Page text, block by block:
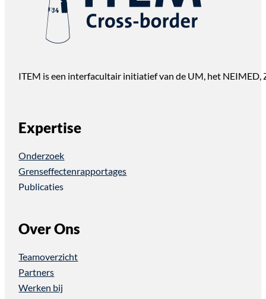
ITEM is een interfacultair initiatief van de UM, het NEIMED,
Expertise
Onderzoek
Grenseffectenrapportages
Publicaties
Over Ons
Teamoverzicht
Partners
Werken bij